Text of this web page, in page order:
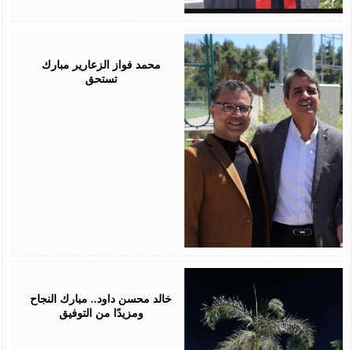
محمد فواز الزعارير مبارك
تستحق
خالد محسن داود.. مبارك النجاح
ومزيدًا من التوفيق